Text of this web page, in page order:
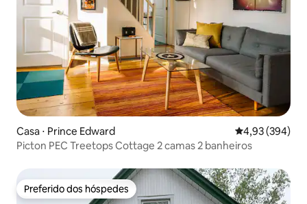
Casa ⋅ Prince Edward 4,93 de uma
4,93 (394)
Picton PEC Treetops Cottage 2 camas 2 banheiros
Preferido dos hóspedes
Preferido dos hóspedes